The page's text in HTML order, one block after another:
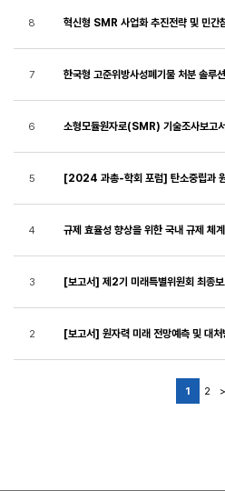
8
7 한국형 고준위방사성폐기물 처분 솔
6 소형모듈원자로(SMR) 기술조사보
5 [2024 과총-학회 포럼] 탄소중립과
4 규제 효율성 향상을 위한 국내 규제 체
3 [보고서] 제2기 미래특별위원회 최종
2 [보고서] 원자력 미래 전망예측 및 대
1 2 >